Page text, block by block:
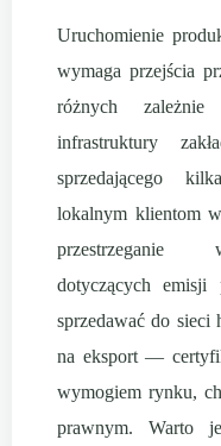
Uruchomienie
wymaga przejścia
różnych
infrastruktury
sprzedającego
lokalnym klientom
przestrzeganie
dotyczących emisji
sprzedawać do sieci
na eksport —
wymogiem rynku,
prawnym. Warto